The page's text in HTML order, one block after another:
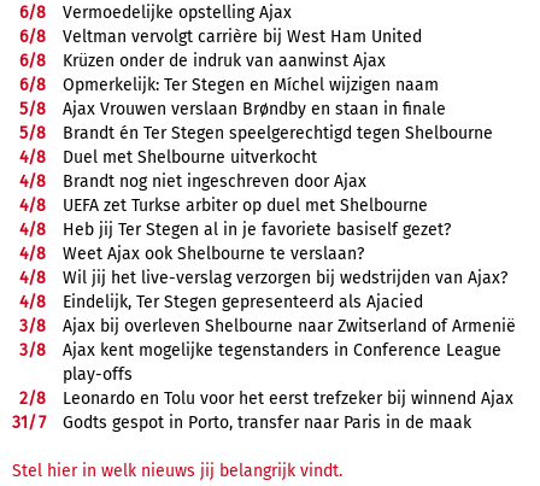
6/8
Vermoedelijke opstelling Ajax
6/8
Veltman vervolgt carrière bij West Ham United
6/8
Krüzen onder de indruk van aanwinst Ajax
6/8
Opmerkelijk: Ter Stegen en Míchel wijzigen naam
5/8
Ajax Vrouwen verslaan Brøndby en staan in finale
5/8
Brandt én Ter Stegen speelgerechtigd tegen Shelbourne
4/8
Duel met Shelbourne uitverkocht
4/8
Brandt nog niet ingeschreven door Ajax
4/8
UEFA zet Turkse arbiter op duel met Shelbourne
4/8
Heb jij Ter Stegen al in je favoriete basiself gezet?
4/8
Weet Ajax ook Shelbourne te verslaan?
4/8
Wil jij het live-verslag verzorgen bij wedstrijden van Ajax?
4/8
Eindelijk, Ter Stegen gepresenteerd als Ajacied
3/8
Ajax bij overleven Shelbourne naar Zwitserland of Armenië
3/8
Ajax kent mogelijke tegenstanders in Conference League
play-offs
2/8
Leonardo en Tolu voor het eerst trefzeker bij winnend Ajax
31/7 Godts gespot in Porto, transfer naar Paris in de maak
Stel hier in welk nieuws jij belangrijk vindt.